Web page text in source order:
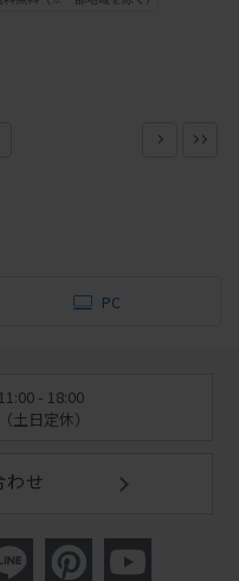
PC
11:00 - 18:00
（土日定休）
わせ